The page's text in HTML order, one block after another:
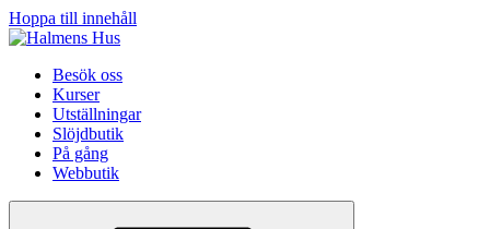
Hoppa till innehåll
Besök oss
Kurser
Utställningar
Slöjdbutik
På gång
Webbutik